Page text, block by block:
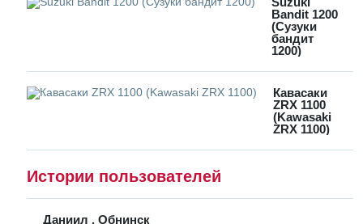
Bandit 1200
(Сузуки
бандит
1200)
Кавасаки
ZRX 1100
(Kawasaki
ZRX 1100)
Истории пользователей
Даниил , Обнинск